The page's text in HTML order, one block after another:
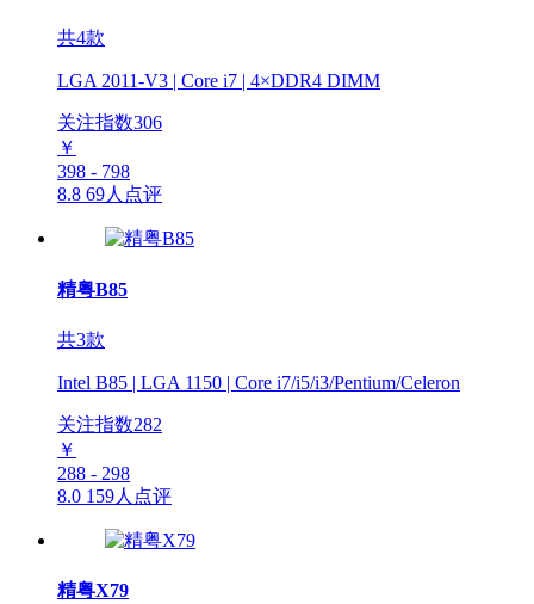
共4款
LGA 2011-V3 | Core i7 | 4×DDR4 DIMM
关注指数306
￥
398 - 798
8.8 69人点评
精粤B85
共3款
Intel B85 | LGA 1150 | Core i7/i5/i3/Pentium/Celeron
关注指数282
￥
288 - 298
8.0 159人点评
精粤X79